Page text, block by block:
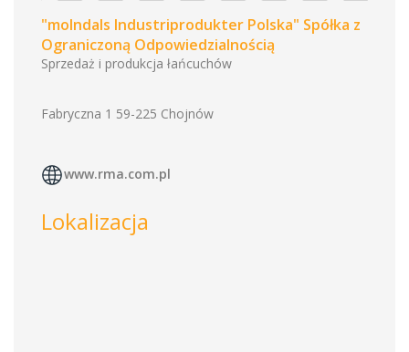
"molndals Industriprodukter Polska" Spółka z
Ograniczoną Odpowiedzialnością
Sprzedaż i produkcja łańcuchów
Fabryczna 1 59-225 Chojnów
www.rma.com.pl
Lokalizacja